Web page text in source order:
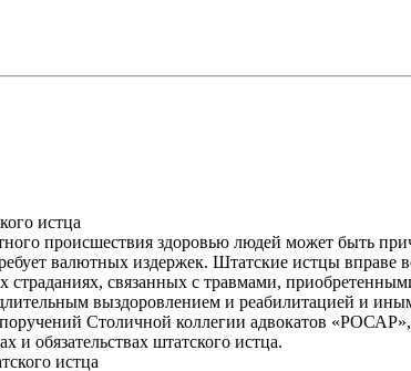
истца
происшествия здоровью людей может быть
валютных издержек. Штатские истцы вправе
страданиях, связанных с травмами,
выздоровлением и реабилитацией и
Столичной коллегии адвокатов
и обязательствах штатского истца.